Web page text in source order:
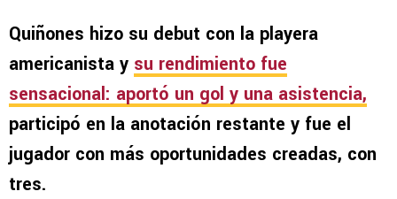
Quiñones hizo su debut con la playera
americanista y su rendimiento fue
sensacional: aportó un gol y una asistencia,
participó en la anotación restante y fue el
jugador con más oportunidades creadas, con
tres.